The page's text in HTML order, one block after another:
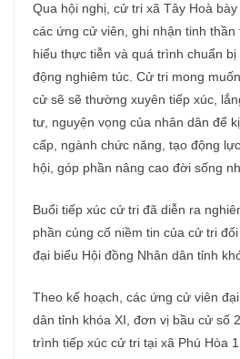
Qua hội nghị, cử tri xã Tây Hoà
các ứng cử viên, ghi nhận tinh thần
hiểu thực tiễn và quá trình chuẩn
động nghiêm túc. Cử tri mong
cử sẽ sẽ thường xuyên tiếp xúc,
tư, nguyện vọng của nhân dân để
cấp, ngành chức năng, tạo động
hội, góp phần nâng cao đời sống
Buổi tiếp xúc cử tri đã diễn ra
phần củng cố niềm tin của cử tri
đại biểu Hội đồng Nhân dân tỉnh
Theo kế hoạch, các ứng cử viên
dân tỉnh khóa XI, đơn vị bầu cử số
trình tiếp xúc cử tri tại xã Phú Hòa 1.